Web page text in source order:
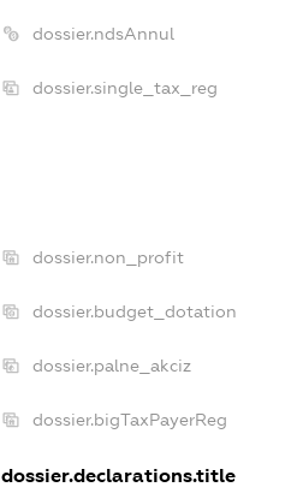
dossier.ndsAnnul
dossier.single_tax_reg
dossier.non_profit
dossier.budget_dotation
dossier.palne_akciz
dossier.bigTaxPayerReg
dossier.declarations.title